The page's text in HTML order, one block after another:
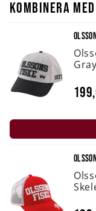
KOMBINERA
Gray